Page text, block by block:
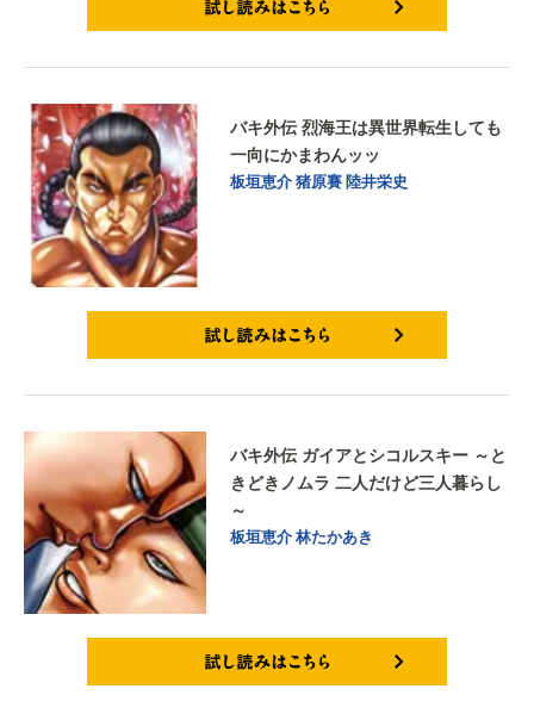
バキ外伝 烈海王は異世界転生しても
一向にかまわんッッ
板垣恵介猪原賽陸井栄史
バキ外伝 ガイアとシコルスキー ～と
きどきノムラ 二人だけど三人暮らし
～
板垣恵介林たかあき